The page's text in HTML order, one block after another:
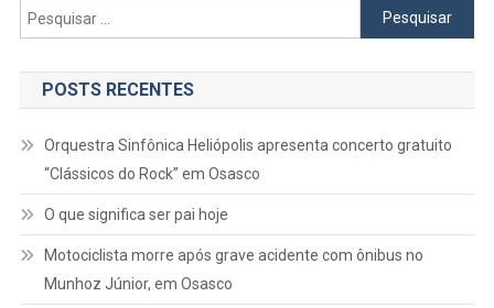
Pesquisar
por:
POSTS RECENTES
Orquestra Sinfônica Heliópolis apresenta concerto gratuito
“Clássicos do Rock” em Osasco
O que significa ser pai hoje
Motociclista morre após grave acidente com ônibus no
Munhoz Júnior, em Osasco